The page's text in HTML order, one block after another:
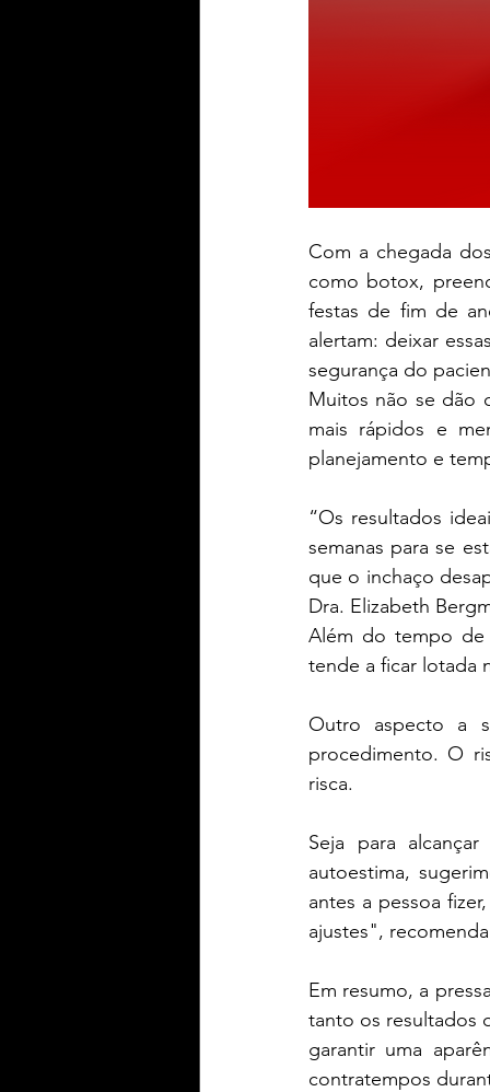
Com a chegada
como botox,
festas de fim de
alertam: deixar
segurança do
Muitos não se dão
mais rápidos e
planejamento e
“Os resultados
semanas para se
que o inchaço
Dra. Elizabeth
Além do tempo de
tende a ficar lotada
Outro aspecto a
procedimento. O
risca.
Seja para
autoestima,
antes a pessoa
ajustes",
Em resumo, a
tanto os resultados
garantir uma
contratempos